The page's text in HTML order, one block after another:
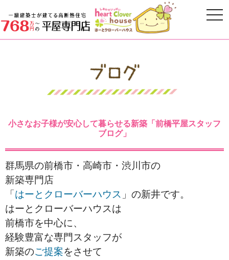
小さなお子様が安心して暮らせる新築「前橋平屋スタッフ
ブログ」
群馬県の前橋市・高崎市・渋川市の
新築専門店
「 はーとクローバーハウス 」の新井です。
はーとクローバーハウスは
前橋市を中心に、
経験豊富な専門スタッフが
新築のご提案をさせて